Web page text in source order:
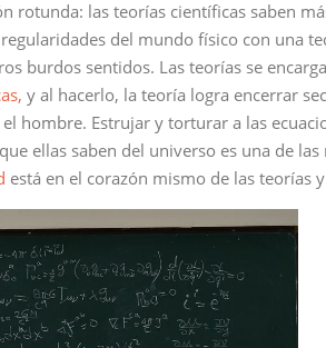
rotunda: las teorías científicas saben
del mundo físico con una
burdos sentidos. Las teorías se
y al hacerlo, la teoría logra encerrar
hombre. Estrujar y torturar a las
ellas saben del universo es una de
está en el corazón mismo de las teorías